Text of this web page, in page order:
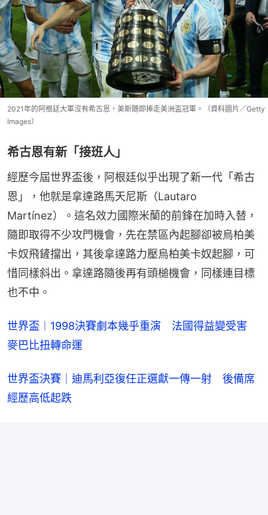
2021年的阿根廷大軍沒有希古恩，美斯隨即捧走美洲盃冠軍。（資料圖片／Getty
Images）
希古恩有新「接班人」
經歷今屆世界盃後，阿根廷似乎出現了新一代「希古
恩」，他就是拿達路馬天尼斯（Lautaro
Martínez）。這名效力國際米蘭的前鋒在加時入替，
隨即取得不少攻門機會，先在禁區內起腳卻被烏柏美
卡奴飛鏟擋出，其後拿達路力壓烏柏美卡奴起腳，可
惜同樣斜出。拿達路隨後再有頭槌機會，同樣連目標
也不中。
世界盃︱1998決賽劇本幾乎重演　法國得益變受害
麥巴比扭轉命運
世界盃決賽｜迪馬利亞復任正選獻一傳一射　後備席
經歷高低起跌